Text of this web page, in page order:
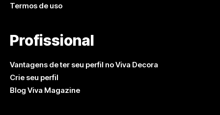
Termos de uso
Profissional
Vantagens de ter seu perfil no Viva Decora
Crie seu perfil
Blog Viva Magazine